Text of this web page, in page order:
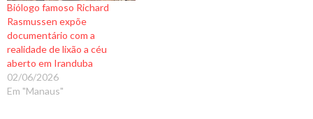
Biólogo famoso Richard
Rasmussen expõe
documentário com a
realidade de lixão a céu
aberto em Iranduba
02/06/2026
Em "Manaus"